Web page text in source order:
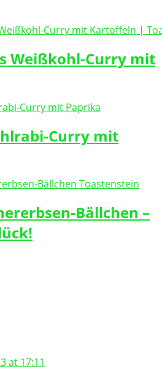
Weißkohl-Curry mit
Curry mit
Bällchen –
at 17:11